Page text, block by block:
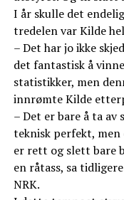
I år skulle det
tredelen var Kilde
– Det har jo ikke
det fantastisk å
statistikker, men
innrømte Kilde
– Det er bare å ta av
teknisk perfekt, men
er rett og slett bare
en råtass, sa
NRK.